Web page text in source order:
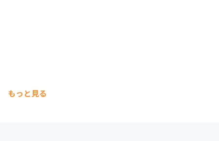
もっと見る